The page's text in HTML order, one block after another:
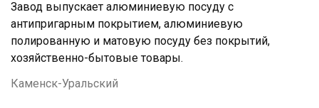
Завод выпускает алюминиевую посуду с
антипригарным покрытием, алюминиевую
полированную и матовую посуду без покрытий,
хозяйственно-бытовые товары.
Каменск-Уральский